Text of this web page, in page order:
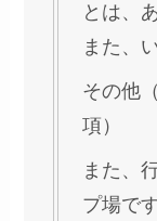
とは、
また、
その他
項）
また、
プ場です